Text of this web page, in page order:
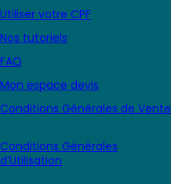
Utiliser votre CPF
Nos tutoriels
FAQ
Mon espace devis
Conditions Générales de Vente
Conditions Générales
d’Utilisation